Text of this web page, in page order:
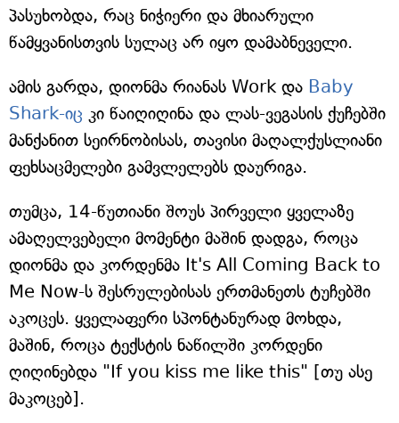
პასუხობდა, რაც ნიჭიერი და მხიარული
წამყვანისთვის სულაც არ იყო დამაბნეველი.
ამის გარდა, დიონმა რიანას Work და Baby
Shark-იც კი წაიღიღინა და ლას-ვეგასის ქუჩებში
მანქანით სეირნობისას, თავისი მაღალქუსლიანი
ფეხსაცმელები გამვლელებს დაურიგა.
თუმცა, 14-წუთიანი შოუს პირველი ყველაზე
ამაღელვებელი მომენტი მაშინ დადგა, როცა
დიონმა და კორდენმა It's All Coming Back to
Me Now-ს შესრულებისას ერთმანეთს ტუჩებში
აკოცეს. ყველაფერი სპონტანურად მოხდა,
მაშინ, როცა ტექსტის ნაწილში კორდენი
ღიღინებდა "If you kiss me like this" [თუ ასე
მაკოცებ].